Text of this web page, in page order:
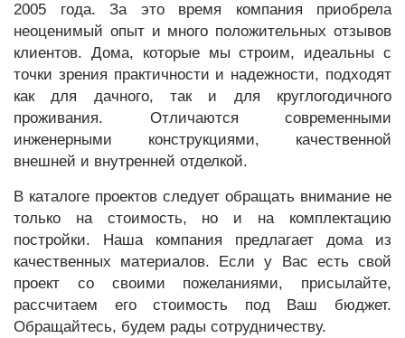
2005 года. За это время компания приобрела
неоценимый опыт и много положительных отзывов
клиентов. Дома, которые мы строим, идеальны с
точки зрения практичности и надежности, подходят
как для дачного, так и для круглогодичного
проживания. Отличаются современными
инженерными конструкциями, качественной
внешней и внутренней отделкой.
В каталоге проектов следует обращать внимание не
только на стоимость, но и на комплектацию
постройки. Наша компания предлагает дома из
качественных материалов. Если у Вас есть свой
проект со своими пожеланиями, присылайте,
рассчитаем его стоимость под Ваш бюджет.
Обращайтесь, будем рады сотрудничеству.